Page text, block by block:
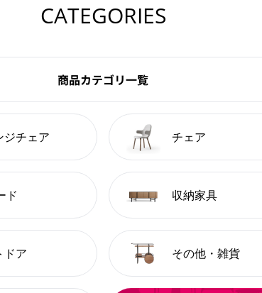
CATEGORIES
商品カテゴリ一覧
ジチェア チェア
ド 収納家具
ドア その他・雑貨